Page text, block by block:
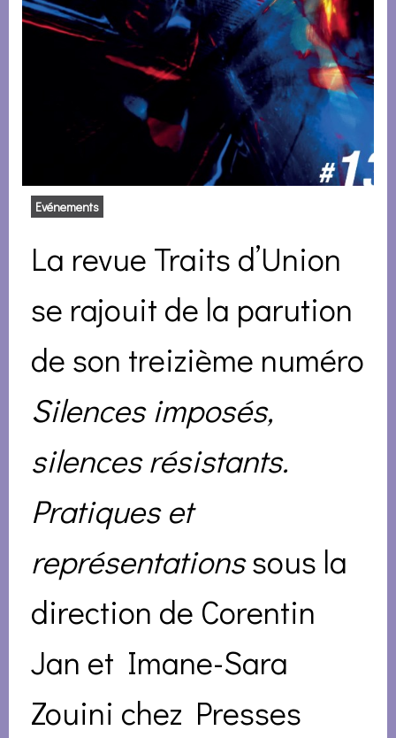
Evénements
La revue Traits d’Union
se rajouit de la parution
de son treizième numéro
Silences imposés,
silences résistants.
Pratiques et
représentationssous la
direction de Corentin
Jan et Imane-Sara
Zouini chez Presses